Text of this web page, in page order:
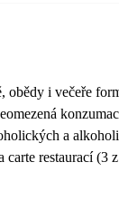
obědy i večeře
a
carte restaurací (3